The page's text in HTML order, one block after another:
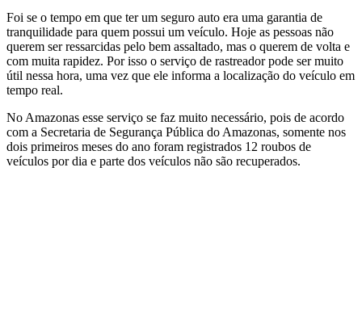
Foi se o tempo em que ter um seguro auto era uma garantia de
tranquilidade para quem possui um veículo. Hoje as pessoas não
querem ser ressarcidas pelo bem assaltado, mas o querem de volta e
com muita rapidez. Por isso o serviço de rastreador pode ser muito
útil nessa hora, uma vez que ele informa a localização do veículo em
tempo real.
No Amazonas esse serviço se faz muito necessário, pois de acordo
com a Secretaria de Segurança Pública do Amazonas, somente nos
dois primeiros meses do ano foram registrados 12 roubos de
veículos por dia e parte dos veículos não são recuperados.